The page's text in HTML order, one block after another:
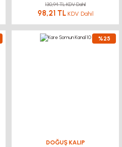
130,94 TL KDV Dahil
98,21 TL KDV Dahil
%25
DOĞUŞ KALIP